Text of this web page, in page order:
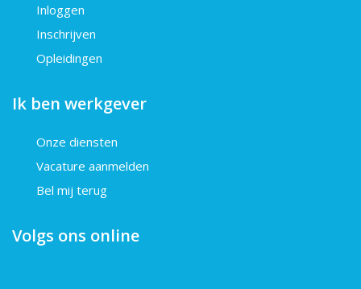
Inloggen
Inschrijven
Opleidingen
Ik ben werkgever
Onze diensten
Vacature aanmelden
Bel mij terug
Volgs ons online